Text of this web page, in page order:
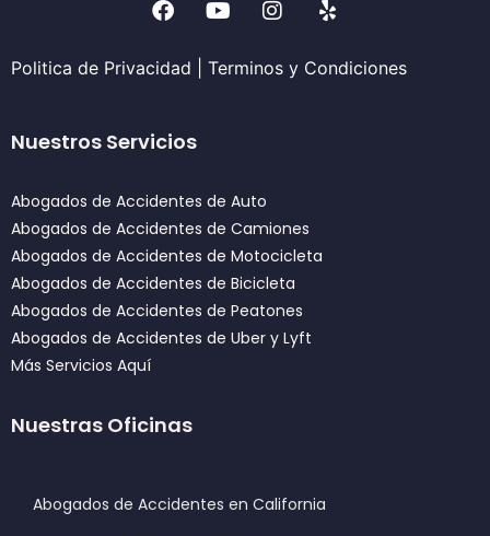
Politica de Privacidad Terminos y Condiciones
Nuestros Servicios
Abogados de Accidentes de Auto
Abogados de Accidentes de Camiones
Abogados de Accidentes de Motocicleta
Abogados de Accidentes de Bicicleta
Abogados de Accidentes de Peatones
Abogados de Accidentes de Uber y Lyft
Más Servicios Aquí
Nuestras Oficinas
Abogados de Accidentes en California